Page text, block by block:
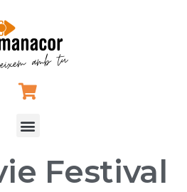
Menu
Festival